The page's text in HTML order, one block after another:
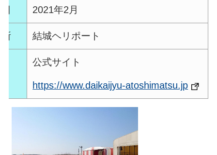
2021年2月
結城ヘリポート
公式サイト
https://www.daikaijyu-atoshimatsu.jp